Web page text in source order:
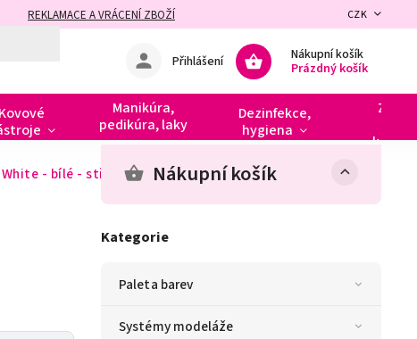
REKLAMACE A VRÁCENÍ ZBOŽÍ
CZK
Nákupní košík
Prázdný košík
Přihlášení
Kovové
Manikúra,
pedikúra, laky
Dezinfekce,
hygiena
White - bílé - střední Nákupní košík
Kategorie
Paleta barev
Systémy modeláže